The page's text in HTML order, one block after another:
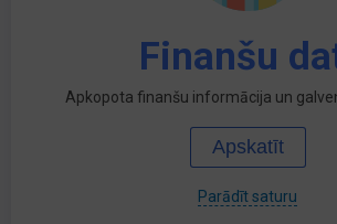
Finanšu
Apkopota finanšu informācija un
Apskatīt
Parādīt saturu